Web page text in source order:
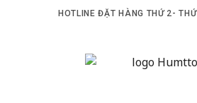
HOTLINE ĐẶT HÀNG THỨ 2-